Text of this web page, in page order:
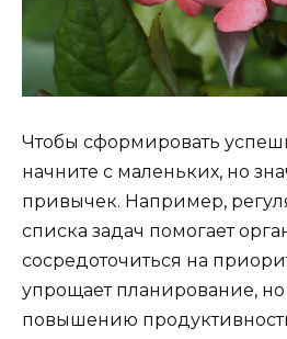
Чтобы сформировать
начните с маленьких, но
привычек. Например,
списка задач помогает
сосредоточиться на
упрощает планирование, но
повышению